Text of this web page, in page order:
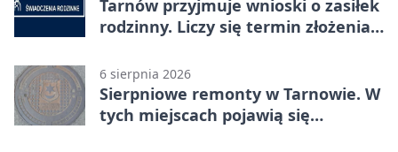
Tarnów przyjmuje wnioski o zasiłek
rodzinny. Liczy się termin złożenia
6 sierpnia 2026
Sierpniowe remonty w Tarnowie. W
tych miejscach pojawią się